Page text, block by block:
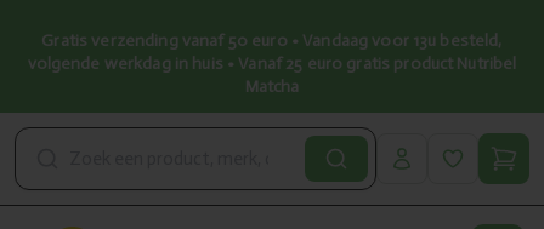
Gratis verzending vanaf 50 euro • Vandaag voor 13u besteld,
volgende werkdag in huis • Vanaf 25 euro gratis product Nutribel
Matcha